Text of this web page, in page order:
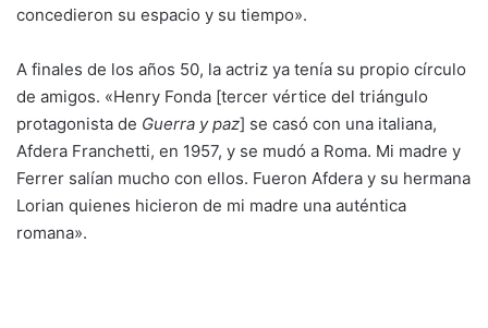
concedieron su espacio y su tiempo».
A finales de los años 50, la actriz ya tenía su propio círculo
de amigos. «Henry Fonda [tercer vértice del triángulo
protagonista de Guerra y paz] se casó con una italiana,
Afdera Franchetti, en 1957, y se mudó a Roma. Mi madre y
Ferrer salían mucho con ellos. Fueron Afdera y su hermana
Lorian quienes hicieron de mi madre una auténtica
romana».